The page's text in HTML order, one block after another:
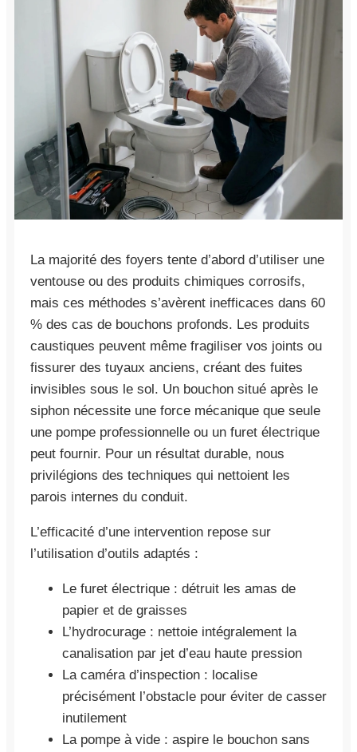
La majorité des foyers tente d’abord d’utiliser une
ventouse ou des produits chimiques corrosifs,
mais ces méthodes s’avèrent inefficaces dans 60
% des cas de bouchons profonds. Les produits
caustiques peuvent même fragiliser vos joints ou
fissurer des tuyaux anciens, créant des fuites
invisibles sous le sol. Un bouchon situé après le
siphon nécessite une force mécanique que seule
une pompe professionnelle ou un furet électrique
peut fournir. Pour un résultat durable, nous
privilégions des techniques qui nettoient les
parois internes du conduit.
L’efficacité d’une intervention repose sur
l’utilisation d’outils adaptés :
Le furet électrique : détruit les amas de
papier et de graisses
L’hydrocurage : nettoie intégralement la
canalisation par jet d’eau haute pression
La caméra d’inspection : localise
précisément l’obstacle pour éviter de casser
inutilement
La pompe à vide : aspire le bouchon sans